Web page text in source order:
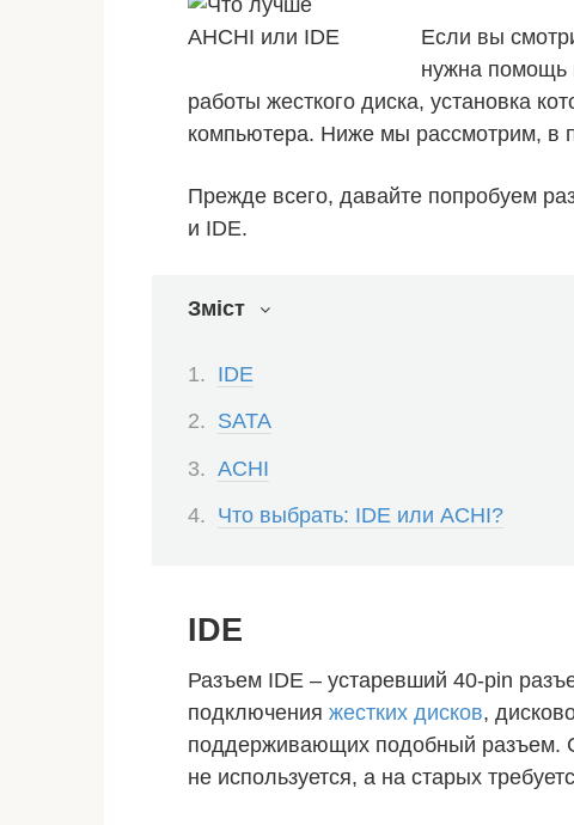
Если вы
нужна помощь
работы жесткого диска, установка
компьютера. Ниже мы рассмотрим, в
Прежде всего, давайте попробуем
и IDE.
Зміст
IDE
SATA
ACHI
Что выбрать: IDE или ACHI?
IDE
Разъем IDE – устаревший 40-pin
подключения жестких дисков,
поддерживающих подобный разъем.
не используется, а на старых